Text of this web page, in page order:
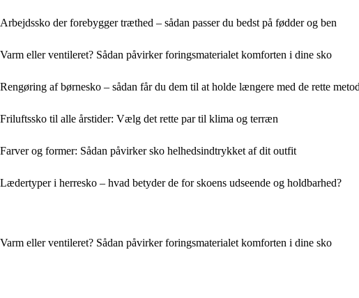
Arbejdssko der forebygger træthed – sådan passer du bedst på fødder og ben
Varm eller ventileret? Sådan påvirker foringsmaterialet komforten i dine sko
Rengøring af børnesko – sådan får du dem til at holde længere med de rette
Friluftssko til alle årstider: Vælg det rette par til klima og terræn
Farver og former: Sådan påvirker sko helhedsindtrykket af dit outfit
Lædertyper i herresko – hvad betyder de for skoens udseende og holdbarhed?
Varm eller ventileret? Sådan påvirker foringsmaterialet komforten i dine sko